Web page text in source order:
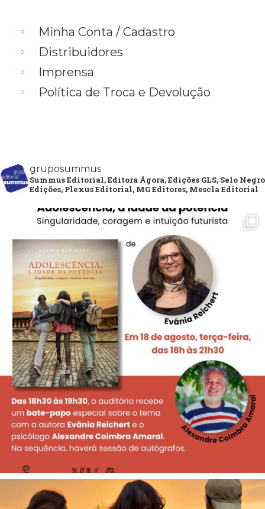
Minha Conta / Cadastro
Distribuidores
Imprensa
Política de Troca e Devolução
gruposummus
Summus Editorial, Editora Ágora, Edições GLS, Selo Negro
Edições, Plexus Editorial, MG Editores, Mescla Editorial